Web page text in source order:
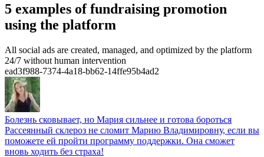
5 examples of fundraising promotion
using the platform
All social ads are created, managed, and optimized by the platform
24/7 without human intervention
ead3f988-7374-4a18-bb62-14ffe95b4ad2
Болезнь сковывает, но Мария сильнее и готова бороться
Рассеянный склероз не сломит Марию Владимировну, если вы
поможете ей пройти программу поддержки. Она сможет
вновь ходить без страха!